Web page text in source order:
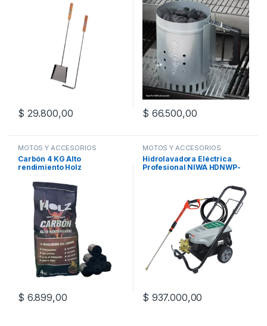
$ 29.800,00 $ 66.500,00
MOTOS Y ACCESORIOS
Carbón 4 KG Alto
rendimiento Holz
$ 6.899,00
MOTOS Y ACCESORIOS
Hidrolavadora Eléctrica
Profesional NIWA HDNWP-
$ 937.000,00